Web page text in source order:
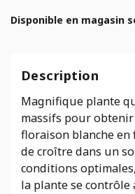
Disponible en magasin
Description
Magnifique plante
massifs pour obtenir
floraison blanche en
de croître dans un
conditions
la plante se contrôle